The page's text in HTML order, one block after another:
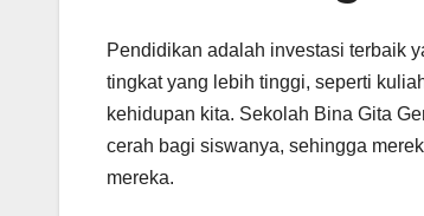
Pendidikan adalah investasi terbaik
tingkat yang lebih tinggi, seperti
kehidupan kita. Sekolah Bina Gita
cerah bagi siswanya, sehingga
mereka.